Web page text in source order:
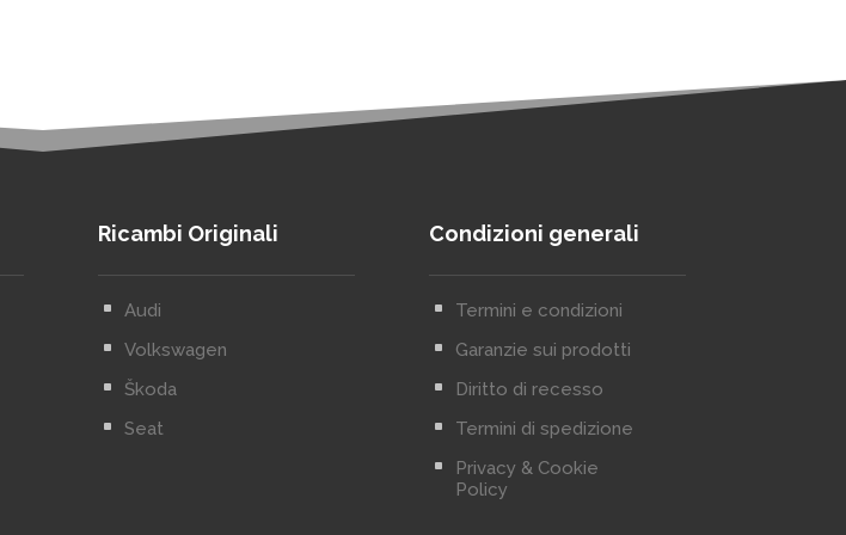
Ricambi Originali
^ Audi
^ Volkswagen
^ Škoda
^ Seat
Condizioni generali
^ Termini e condizioni
^ Garanzie sui prodotti
^ Diritto di recesso
^ Termini di spedizione
^
Privacy & Cookie
Policy